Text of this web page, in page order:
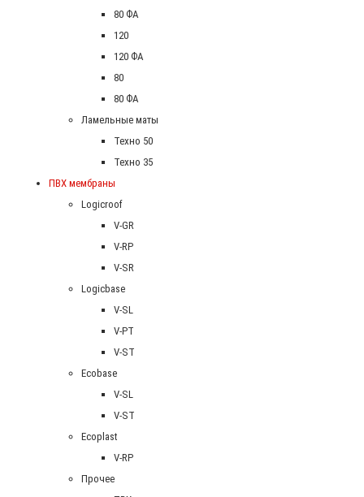
80 ФА
120
120 ФА
80
80 ФА
Ламельные маты
Техно 50
Техно 35
ПВХ мембраны
Logicroof
V-GR
V-RP
V-SR
Logicbase
V-SL
V-PT
V-ST
Ecobase
V-SL
V-ST
Ecoplast
V-RP
Прочее